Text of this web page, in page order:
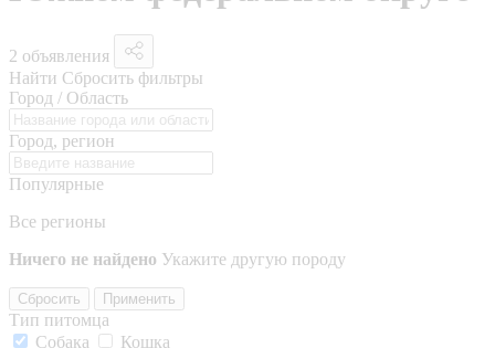
2 объявления
Найти Сбросить фильтры
Город / Область
Город, регион
Популярные
Все регионы
Ничего не найдено Укажите другую породу
Сбросить Применить
Тип питомца
Собака
Кошка